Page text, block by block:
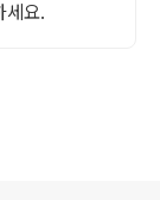
세요.